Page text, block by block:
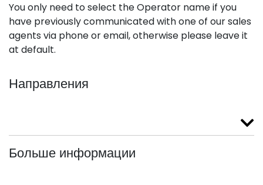
You only need to select the Operator name if you
have previously communicated with one of our sales
agents via phone or email, otherwise please leave it
at default.
Направления
Больше информации